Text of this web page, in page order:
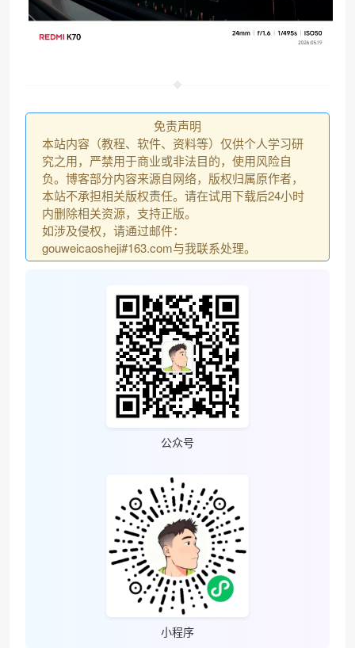
免责声明
本站内容（教程、软件、资料等）仅供个人学习研
究之用，严禁用于商业或非法目的，使用风险自
负。博客部分内容来源自网络，版权归属原作者，
本站不承担相关版权责任。请在试用下载后24小时
内删除相关资源，支持正版。
如涉及侵权，请通过邮件：
gouweicaosheji#163.com与我联系处理。
公众号
小程序